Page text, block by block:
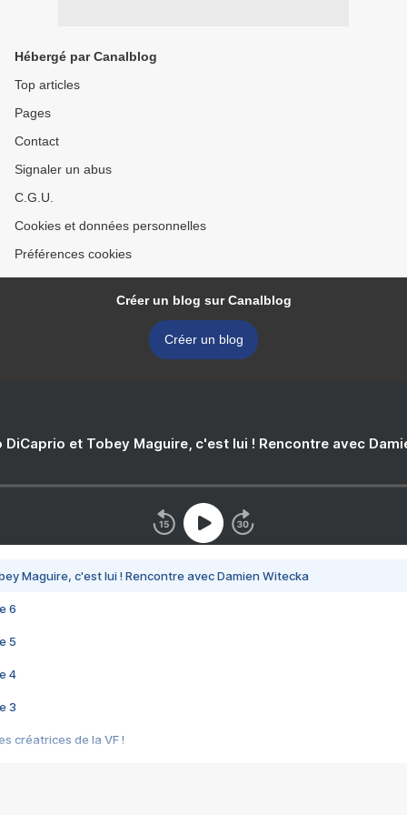
Hébergé par Canalblog
Top articles
Pages
Contact
Signaler un abus
C.G.U.
Cookies et données personnelles
Préférences cookies
Créer un blog sur Canalblog
Créer un blog
DiCaprio et Tobey Maguire, c'est lui ! Rencontre avec
Maguire, c'est lui ! Rencontre avec Damien Witecka
6
5
4
3
créatrices de la VF !